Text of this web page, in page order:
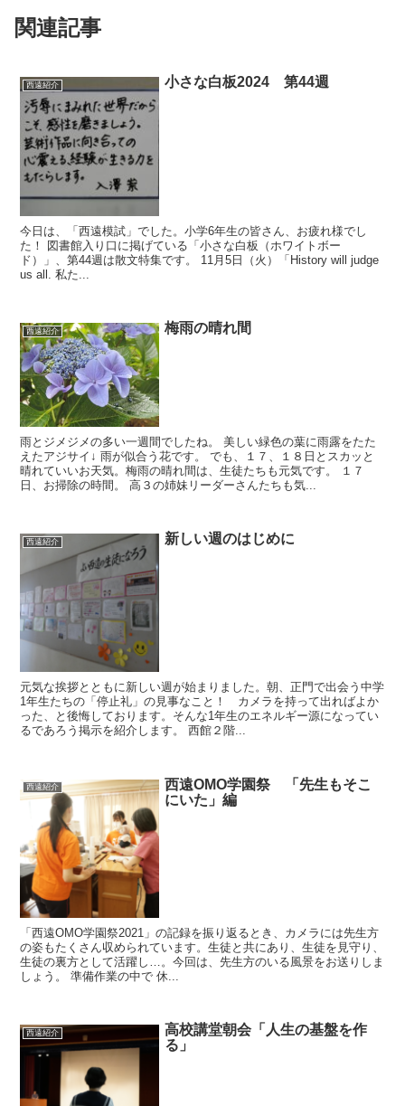
関連記事
西遠紹介 小さな白板2024 第44週
今日は、「西遠模試」でした。小学6年生の皆さん、お疲れ様でし
た！ 図書館入り口に掲げている「小さな白板（ホワイトボー
ド）」、第44週は散文特集です。 11月5日（火）「History will judge
us all. 私た...
西遠紹介 梅雨の晴れ間
雨とジメジメの多い一週間でしたね。 美しい緑色の葉に雨露をたた
えたアジサイ↓ 雨が似合う花です。 でも、１７、１８日とスカッと
晴れていいお天気。梅雨の晴れ間は、生徒たちも元気です。 １７
日、お掃除の時間。 高３の姉妹リーダーさんたちも気...
西遠紹介 新しい週のはじめに
元気な挨拶とともに新しい週が始まりました。朝、正門で出会う中学
1年生たちの「停止礼」の見事なこと！ カメラを持って出ればよか
った、と後悔しております。そんな1年生のエネルギー源になってい
るであろう掲示を紹介します。 西館２階...
西遠紹介
西遠OMO学園祭 「先生もそこ
にいた」編
「西遠OMO学園祭2021」の記録を振り返るとき、カメラには先生方
の姿もたくさん収められています。生徒と共にあり、生徒を見守り、
生徒の裏方として活躍し…。今回は、先生方のいる風景をお送りしま
しょう。 準備作業の中で 休...
西遠紹介
高校講堂朝会「人生の基盤を作
る」